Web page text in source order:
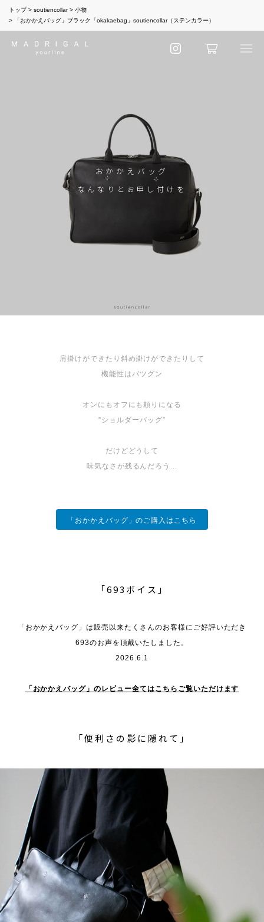
トップ soutiencollar
小物
「おかかえバッグ」ブラック「okakaebag」soutiencollar（ステンカラー）
おかかえバッグ
なんなりとお申し付けを
肩掛けができたり斜め掛けができたりして
機能性はバツグン
オンにもオフにも頼りになる
”ショルダーバッグ”
だけどどうして
味気なさが残るんだろう...
「おかかえバッグ」のご購入はこちら
「693ボイス」
「おかかえバッグ」は販売以来たくさんのお客様にご好評いただき
693のお声を頂戴いたしました。
2026.6.1
「おかかえバッグ」のレビュー全てはこちらご覧いただけます
「便利さの影に隠れて」